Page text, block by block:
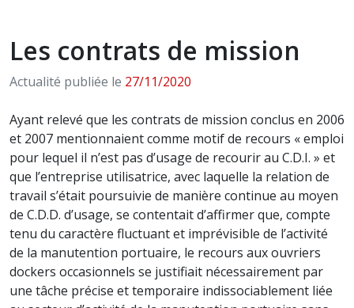
Les contrats de mission
Actualité publiée le 27/11/2020
Ayant relevé que les contrats de mission conclus en 2006
et 2007 mentionnaient comme motif de recours « emploi
pour lequel il n’est pas d’usage de recourir au C.D.I. » et
que l’entreprise utilisatrice, avec laquelle la relation de
travail s’était poursuivie de manière continue au moyen
de C.D.D. d’usage, se contentait d’affirmer que, compte
tenu du caractère fluctuant et imprévisible de l’activité
de la manutention portuaire, le recours aux ouvriers
dockers occasionnels se justifiait nécessairement par
une tâche précise et temporaire indissociablement liée